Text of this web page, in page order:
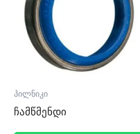
პილნიკი
ჩამწმენდი